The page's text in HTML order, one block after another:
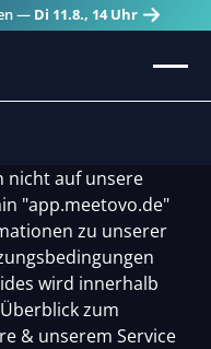
— Di 11.8., 14 Uhr
nicht auf unsere
"app.meetovo.de"
zu unserer
wird innerhalb
zum
& unserem Service